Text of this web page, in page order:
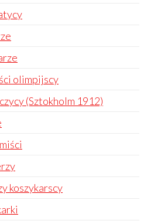
olimpijscy
(Sztokholm 1912)
koszykarscy